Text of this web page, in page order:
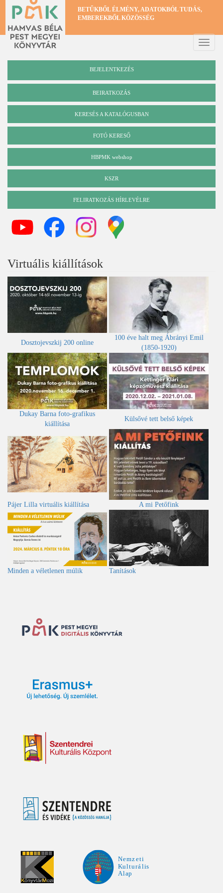
Ugrás
tartalomra
BETŰKBŐL ÉLMÉNY, ADATOKBÓL TUDÁS,
EMBEREKBŐL KÖZÖSSÉG
Toggle
BEJELENTKEZÉS
BEIRATKOZÁS
Katalógus
KERESÉS A KATALÓGUSBAN
FOTÓ KERESŐ
HBPMK webshop
KSZR
FELIRATKOZÁS HÍRLEVÉLRE
Virtuális kiállítások
Dosztojevszkij 200 online
100 éve halt meg Ábrányi Emil
(1850-1920)
Dukay Barna foto-grafikus
kiállítása
Külsővé tett belső képek
Pájer Lilla virtuális kiállítása A mi Petőfink
Minden a véletlenen múlik Tanítások